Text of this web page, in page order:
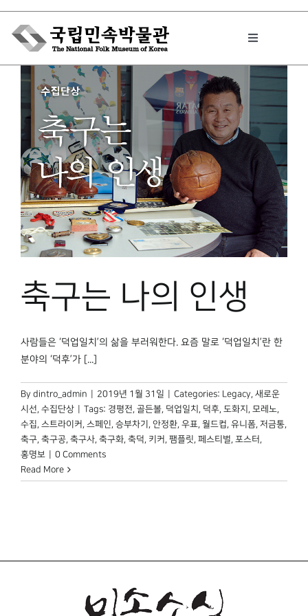
Skip
content
Toggle
박물관에서는
민속이야기
민속 인사이드
원문보기 PDF
박물관 홈페이지
축구는 나의 인생
사람들은 ‘덕업일치’의 삶을 부러워한다. 요즘 말로 ‘덕업일치’란 한
분야의 ‘덕후’가 [...]
By dintro_admin 2019년 1월 31일 Categories: Legacy, 새로운
시선, 수집단상 Tags: 경평전, 골든볼, 덕업일치 , 덕후, 도화지 , 모레노,
수집, 스트라이커 , 스페인, 승부차기 , 안정환, 우표, 월드컵, 유니폼, 저금통,
축구, 축구공, 축구사, 축구화, 축덕, 키커 , 팸플릿, 페스티벌, 포스터 ,
홍명보
0 Comments
Read More